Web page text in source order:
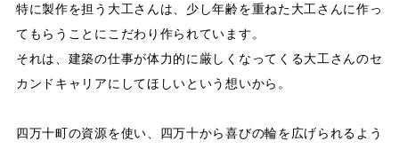
特に製作を担う大工さんは、少し年齢を重ねた大工さんに作っ
てもらうことにこだわり作られています。
それは、建築の仕事が体力的に厳しくなってくる大工さんのセ
カンドキャリアにしてほしいという想いから。
四万十町の資源を使い、四万十から喜びの輪を広げられるよう